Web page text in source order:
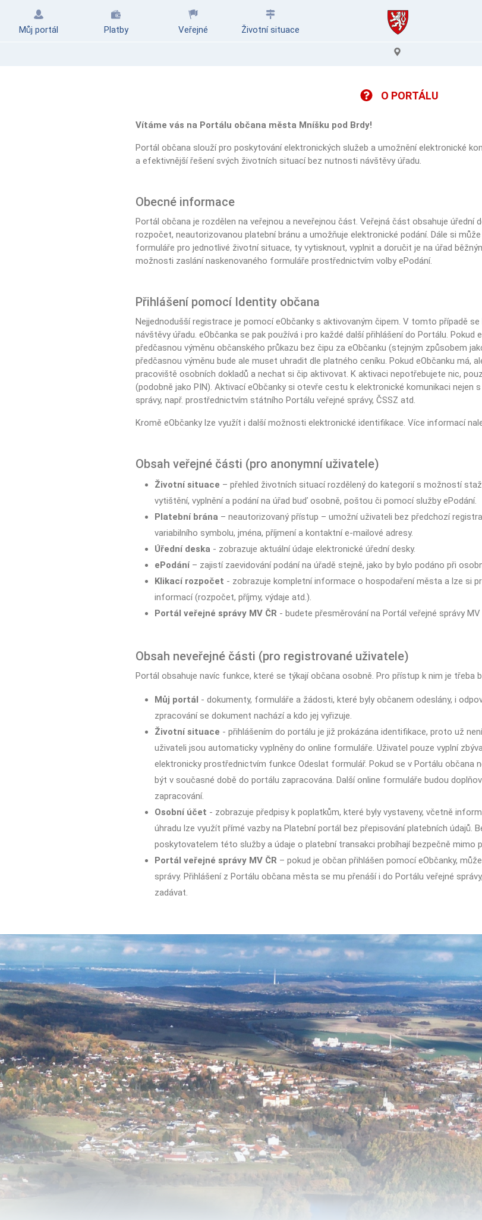
Můj portál Platby Veřejné Životní situace
O PORTÁLU
Vítáme vás na Portálu občana města Mníšku pod Brdy!
Portál občana slouží pro poskytování elektronických služeb a umožnění elektronické
a efektivnější řešení svých životních situací bez nutnosti návštěvy úřadu.
Obecné informace
Portál občana je rozdělen na veřejnou a neveřejnou část. Veřejná část obsahuje úřední
rozpočet, neautorizovanou platební bránu a umožňuje elektronické podání. Dále si
formuláře pro jednotlivé životní situace, ty vytisknout, vyplnit a doručit je na úřad
možnosti zaslání naskenovaného formuláře prostřednictvím volby ePodání.
Přihlášení pomocí Identity občana
Nejjednodušší registrace je pomocí eObčanky s aktivovaným čipem. V tomto případě
návštěvy úřadu. eObčanka se pak používá i pro každé další přihlášení do Portálu. Pokud
předčasnou výměnu občanského průkazu bez čipu za eObčanku (stejným způsobem
předčasnou výměnu bude ale muset uhradit dle platného ceníku. Pokud eObčanku má,
pracoviště osobních dokladů a nechat si čip aktivovat. K aktivaci nepotřebujete nic,
(podobně jako PIN). Aktivací eObčanky si otevře cestu k elektronické komunikaci nejen
správy, např. prostřednictvím státního Portálu veřejné správy, ČSSZ atd.
Kromě eObčanky lze využít i další možnosti elektronické identifikace. Více informací
Obsah veřejné části (pro anonymní uživatele)
Životní situace – přehled životních situací rozdělený do kategorií s možností
vytištění, vyplnění a podání na úřad buď osobně, poštou či pomocí služby ePodání.
Platební brána – neautorizovaný přístup – umožní uživateli bez předchozí
variabilního symbolu, jména, příjmení a kontaktní e-mailové adresy.
Úřední deska - zobrazuje aktuální údaje elektronické úřední desky.
ePodání– zajistí zaevidování podání na úřadě stejně, jako by bylo podáno při
Klikací rozpočet - zobrazuje kompletní informace o hospodaření města a lze si
informací (rozpočet, příjmy, výdaje atd.).
Portál veřejné správy MV ČR - budete přesměrování na Portál veřejné správy MV
Obsah neveřejné části (pro registrované uživatele)
Portál obsahuje navíc funkce, které se týkají občana osobně. Pro přístup k nim je třeba
Můj portál - dokumenty, formuláře a žádosti, které byly občanem odeslány, i
zpracování se dokument nachází a kdo jej vyřizuje.
Životní situace - přihlášením do portálu je již prokázána identifikace, proto už
uživateli jsou automaticky vyplněny do online formuláře. Uživatel pouze vyplní
elektronicky prostřednictvím funkce Odeslat formulář. Pokud se v Portálu občana
být v současné době do portálu zapracována. Další online formuláře budou
zapracování.
Osobní účet - zobrazuje předpisy k poplatkům, které byly vystaveny, včetně
úhradu lze využít přímé vazby na Platební portál bez přepisování platebních údajů.
poskytovatelem této služby a údaje o platební transakci probíhají bezpečně mimo
Portál veřejné správy MV ČR – pokud je občan přihlášen pomocí eObčanky,
správy. Přihlášení z Portálu občana města se mu přenáší i do Portálu veřejné
zadávat.